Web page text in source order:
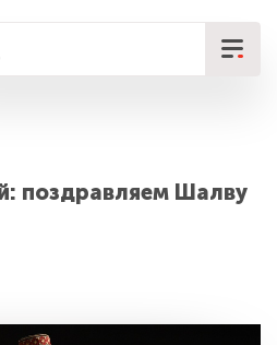
поздравляем Шалву